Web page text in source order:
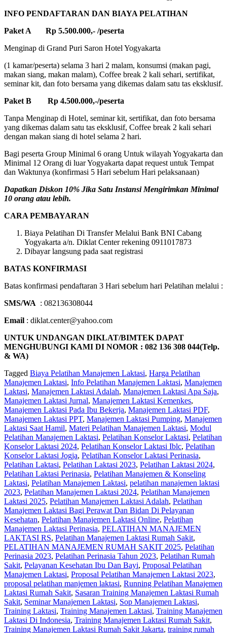
INFO PENDAFTARAN DAN BIAYA PELATIHAN
Paket A Rp 5.500.000,- /peserta
Menginap di Grand Puri Saron Hotel Yogyakarta
(1 kamar/peserta) selama 3 hari 2 malam, konsumsi (makan pagi,
makan siang, makan malam), Coffee break 2 kali sehari, sertifikat,
seminar kit, dan foto bersama yang dikemas dalam satu tas eksklusif.
Paket B Rp 4.500.000,-/peserta
Tanpa Menginap di Hotel, seminar kit, sertifikat, dan foto bersama
yang dikemas dalam satu tas eksklusif, Coffee break 2 kali sehari
dengan makan siang di hotel selama 2 hari.
Bagi peserta Group Minimal 6 orang Untuk wilayah Yogyakarta dan
Minimal 12 Orang di luar Yogyakarta dapat request untuk Tempat
dan Waktunya (konfirmasi 5 Hari sebelum Hari pelaksanaan)
Dapatkan Diskon 10% Jika Satu Instansi Mengirimkan Minimal
10 orang atau lebih.
CARA PEMBAYARAN
Biaya Pelatihan Di Transfer Melalui Bank BNI Cabang
Yogyakarta a/n. Diklat Center rekening 0911017873
Dibayar langsung pada saat registrasi
BATAS KONFIRMASI
Batas konfirmasi pendaftaran 3 Hari sebelum hari Pelatihan melalui :
SMS/WA : 082136308044
Email : diklat.center@yahoo.com
UNTUK UNDANGAN DIKLAT/BIMTEK DAPAT
MENGHUBUNGI KAMI DI NOMOR : 082 136 308 044(Telp.
& WA)
Tagged Biaya Pelatihan Manajemen Laktasi, Harga Pelatihan
Manajemen Laktasi, Info Pelatihan Manajemen Laktasi, Manajemen
Laktasi, Manajemen Laktasi Adalah, Manajemen Laktasi Apa Saja,
Manajemen Laktasi Jurnal, Manajemen Laktasi Kemenkes,
Manajemen Laktasi Pada Ibu Bekerja, Manajemen Laktasi PDF,
Manajemen Laktasi PPT, Manajemen Laktasi Pumping, Manajemen
Laktasi Saat Hamil, Materi Pelatihan Manajemen Laktasi, Modul
Pelatihan Manajemen Laktasi, Pelatihan Konselor Laktasi, Pelatihan
Konselor Laktasi 2024, Pelatihan Konselor Laktasi Iblc, Pelatihan
Konselor Laktasi Jogja, Pelatihan Konselor Laktasi Perinasia,
Pelatihan Laktasi, Pelatihan Laktasi 2023, Pelatihan Laktasi 2024,
Pelatihan Laktasi Perinasia, Pelatihan Manajemen & Konseling
Laktasi, Pelatihan Manajemen Laktasi, pelatihan manajemen laktasi
2023, Pelatihan Manajemen Laktasi 2024, Pelatihan Manajemen
Laktasi 2025, Pelatihan Manajemen Laktasi Adalah, Pelatihan
Manajemen Laktasi Bagi Perawat Dan Bidan Di Pelayanan
Kesehatan, Pelatihan Manajemen Laktasi Online, Pelatihan
Manajemen Laktasi Perinasia, PELATIHAN MANAJEMEN
LAKTASI RS, Pelatihan Manajemen Laktasi Rumah Sakit,
PELATIHAN MANAJEMEN RUMAH SAKIT 2025, Pelatihan
Perinasia 2023, Pelatihan Perinasia Tahun 2023, Pelatihan Rumah
Sakit‎, Pelayanan Kesehatan Ibu Dan Bayi, Proposal Pelatihan
Manajemen Laktasi, Proposal Pelatihan Manajemen Laktasi 2023,
proposal pelatihan manjemen laktasi, Running Pelatihan Manajemen
Laktasi Rumah Sakit, Sasaran Training Manajemen Laktasi Rumah
Sakit, Seminar Manajemen Laktasi, Sop Manajemen Laktasi,
Training Laktasi, Training Manajemen Laktasi, Training Manajemen
Laktasi Di Indonesia, Training Manajemen Laktasi Rumah Sakit,
Training Manajemen Laktasi Rumah Sakit Jakarta, training rumah